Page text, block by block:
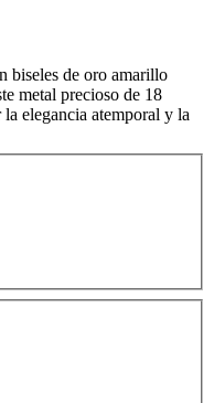
biseles de oro amarillo
metal precioso de 18
elegancia atemporal y la